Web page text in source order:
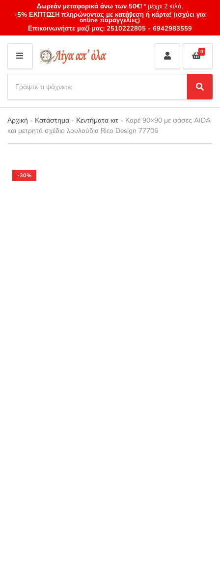
Δωρεάν μεταφορικά άνω των 50€!* μέχρι 2 κιλά.
-5% ΕΚΠΤΩΣΗ πληρώνοντας με κατάθεση ή κάρτα! (ισχύει για
online παραγγελίες)
Επικοινωνήστε μαζί μας: 2510222805 - 6942983559
M
E
N
U
Category
name
a
r
c
h
p
S
e
a
r
0
Αρχική - Κατάστημα - Κεντήματα κιτ - Καρέ 90×90 με φάσες AIDA
και μετρητό σχέδιο λουλούδια Rico Design 77706
-30%